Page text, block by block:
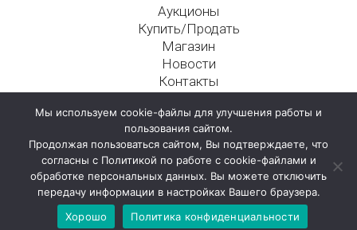
Аукционы
Купить/Продать
Магазин
Новости
Контакты
125009, г. Москва, Никитский пер., д. 4а, стр. 1
Мы используем cookie-файлы для улучшения работы и
пользования сайтом.
Продолжая пользоваться сайтом, Вы подтверждаете, что
согласны с Политикой по работе с cookie-файлами и
обработке персональных данных. Вы можете отключить
передачу информации в настройках Вашего браузера.
Хорошо
Политика конфиденциальности